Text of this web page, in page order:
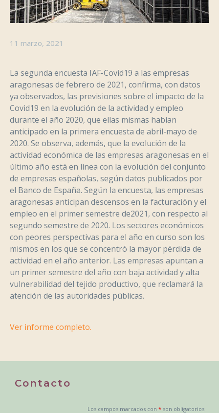
11 marzo, 2021
La segunda encuesta IAF-Covid19 a las empresas
aragonesas de febrero de 2021, confirma, con datos
ya observados, las previsiones sobre el impacto de la
Covid19 en la evolución de la actividad y empleo
durante el año 2020, que ellas mismas habían
anticipado en la primera encuesta de abril-mayo de
2020. Se observa, además, que la evolución de la
actividad económica de las empresas aragonesas en el
último año está en línea con la evolución del conjunto
de empresas españolas, según datos publicados por
el Banco de España. Según la encuesta, las empresas
aragonesas anticipan descensos en la facturación y el
empleo en el primer semestre de2021, con respecto al
segundo semestre de 2020. Los sectores económicos
con peores perspectivas para el año en curso son los
mismos en los que se concentró la mayor pérdida de
actividad en el año anterior. Las empresas apuntan a
un primer semestre del año con baja actividad y alta
vulnerabilidad del tejido productivo, que reclamará la
atención de las autoridades públicas.
Ver informe completo.
Contacto
Los campos marcados con * son obligatorios